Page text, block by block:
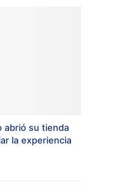
abrió su tienda
la experiencia